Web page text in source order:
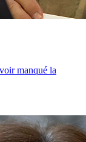
manqué la